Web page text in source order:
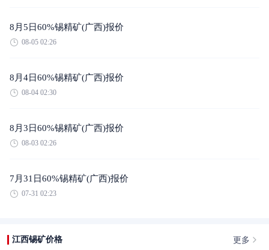
8月5日60%锡精矿(广西)报价
08-05 02:26
8月4日60%锡精矿(广西)报价
08-04 02:30
8月3日60%锡精矿(广西)报价
08-03 02:26
7月31日60%锡精矿(广西)报价
07-31 02:23
江西锡矿价格 更多